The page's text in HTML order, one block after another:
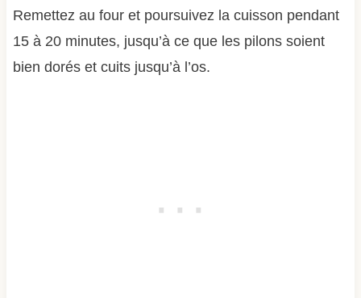
Remettez au four et poursuivez la cuisson pendant
15 à 20 minutes, jusqu’à ce que les pilons soient
bien dorés et cuits jusqu’à l’os.